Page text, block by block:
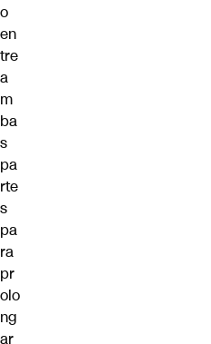
o
en
tre
a
m
ba
s
pa
rte
s
pa
ra
pr
olo
ng
ar